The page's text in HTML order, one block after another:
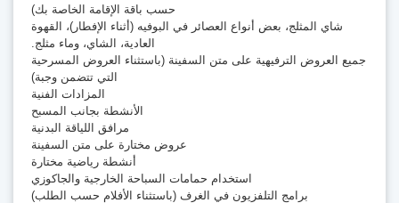
حسب باقة الإقامة الخاصة بك)
شاي المثلج، بعض أنواع العصائر في البوفيه (أثناء الإفطار)، القهوة
العادية، الشاي، وماء مثلج.
جميع العروض الترفيهية على متن السفينة (باستثناء العروض المسرحية
التي تتضمن وجبة)
المزادات الفنية
الأنشطة بجانب المسبح
مرافق اللياقة البدنية
عروض مختارة على متن السفينة
أنشطة رياضية مختارة
استخدام حمامات السباحة الخارجية والجاكوزي
برامج التلفزيون في الغرف (باستثناء الأفلام حسب الطلب)